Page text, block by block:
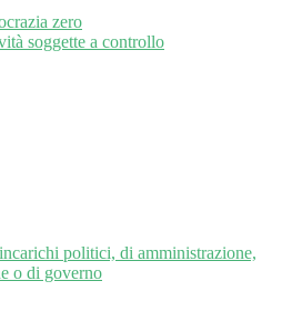
zero
soggette a controllo
politici, di amministrazione,
o di governo